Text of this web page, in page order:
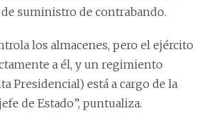
de suministro de contrabando.
los almacenes, pero el ejército
a él, y un regimiento
Presidencial) está a cargo de la
de Estado”, puntualiza.